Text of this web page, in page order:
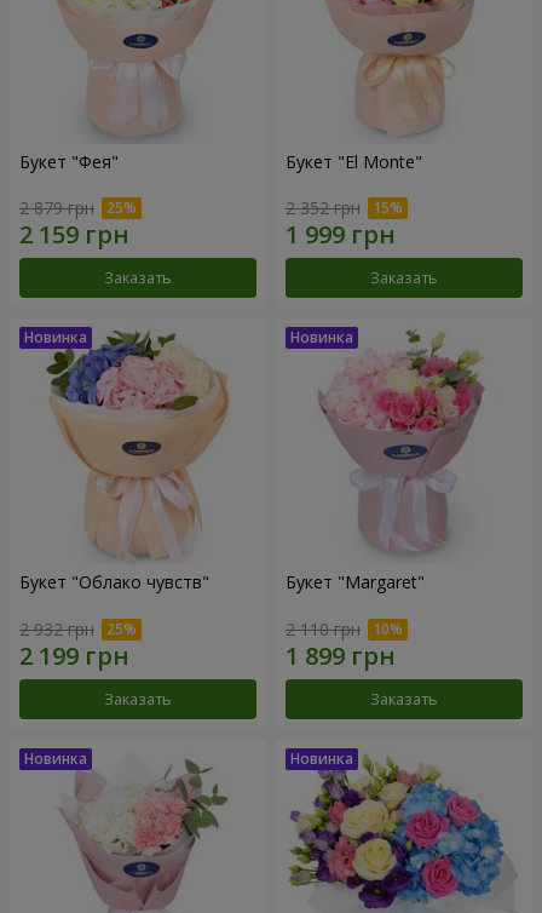
Букет "Фея"
2 879 грн
Заказать
Букет "El Monte"
2 352 грн
Заказать
Букет "Облако чувств"
2 932 грн
Заказать
Букет "Margaret"
2 110 грн
Заказать